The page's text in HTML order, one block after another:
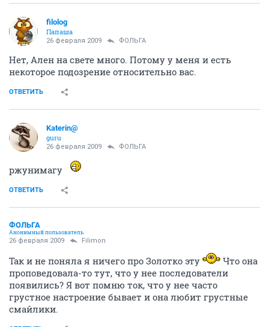
filolog
Папаша
26 февраля 2009 ФОЛЬГА
Нет, Ален на свете много. Потому у меня и есть
некоторое подозрение относительно вас.
ОТВЕТИТЬ
Katerin@
guru
26 февраля 2009 ФОЛЬГА
ржунимагу
ОТВЕТИТЬ
ФОЛЬГА
Анонимный пользователь
26 февраля 2009 Filimon
Так и не поняла я ничего про Золотко эту
Что она
проповедовала-то тут, что у нее последователи
появились? Я вот помню ток, что у нее часто
грустное настроение бывает и она любит грустные
смайлики.